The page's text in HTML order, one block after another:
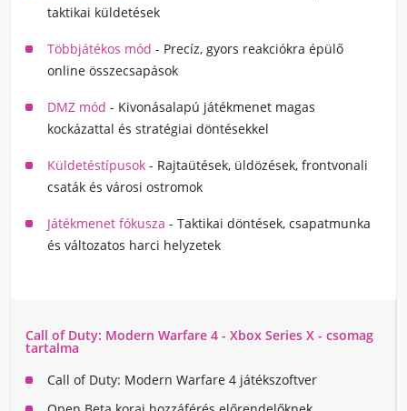
taktikai küldetések
Többjátékos mód - Precíz, gyors reakciókra épülő
online összecsapások
DMZ mód - Kivonásalapú játékmenet magas
kockázattal és stratégiai döntésekkel
Küldetéstípusok - Rajtaütések, üldözések, frontvonali
csaták és városi ostromok
Játékmenet fókusza - Taktikai döntések, csapatmunka
és változatos harci helyzetek
Call of Duty: Modern Warfare 4 - Xbox Series X - csomag
tartalma
Call of Duty: Modern Warfare 4 játékszoftver